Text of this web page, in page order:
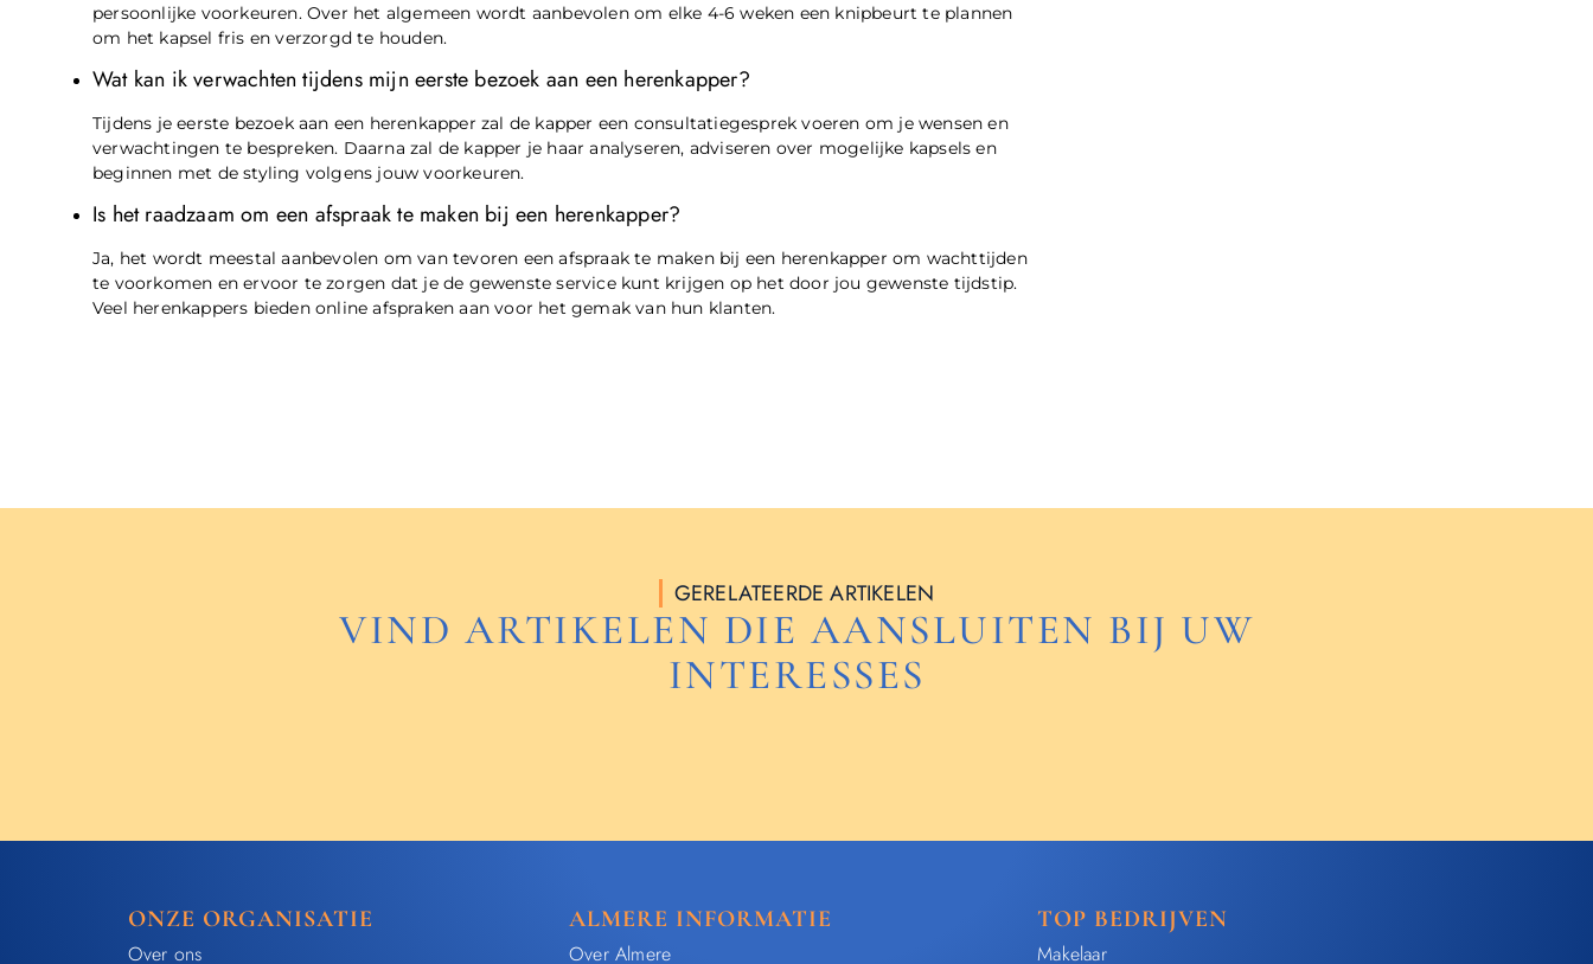
persoonlijke voorkeuren. Over het algemeen wordt aanbevolen om elke 4-6 weken een knipbeurt te plannen
om het kapsel fris en verzorgd te houden.
Wat kan ik verwachten tijdens mijn eerste bezoek aan een herenkapper?
Tijdens je eerste bezoek aan een herenkapper zal de kapper een consultatiegesprek voeren om je wensen en
verwachtingen te bespreken. Daarna zal de kapper je haar analyseren, adviseren over mogelijke kapsels en
beginnen met de styling volgens jouw voorkeuren.
Is het raadzaam om een afspraak te maken bij een herenkapper?
Ja, het wordt meestal aanbevolen om van tevoren een afspraak te maken bij een herenkapper om wachttijden
te voorkomen en ervoor te zorgen dat je de gewenste service kunt krijgen op het door jou gewenste tijdstip.
Veel herenkappers bieden online afspraken aan voor het gemak van hun klanten.
GERELATEERDE ARTIKELEN
VIND ARTIKELEN DIE AANSLUITEN BIJ UW
INTERESSES
ONZE ORGANISATIE
Over ons
ALMERE INFORMATIE
Over Almere
TOP BEDRIJVEN
Makelaar